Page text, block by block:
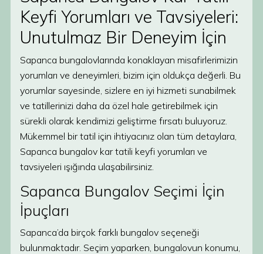
Keyfi Yorumları ve Tavsiyeleri:
Unutulmaz Bir Deneyim İçin
Sapanca bungalovlarında konaklayan misafirlerimizin
yorumları ve deneyimleri, bizim için oldukça değerli. Bu
yorumlar sayesinde, sizlere en iyi hizmeti sunabilmek
ve tatillerinizi daha da özel hale getirebilmek için
sürekli olarak kendimizi geliştirme fırsatı buluyoruz.
Mükemmel bir tatil için ihtiyacınız olan tüm detaylara,
Sapanca bungalov kar tatili keyfi yorumları ve
tavsiyeleri ışığında ulaşabilirsiniz.
Sapanca Bungalov Seçimi İçin
İpuçları
Sapanca’da birçok farklı bungalov seçeneği
bulunmaktadır. Seçim yaparken, bungalovun konumu,